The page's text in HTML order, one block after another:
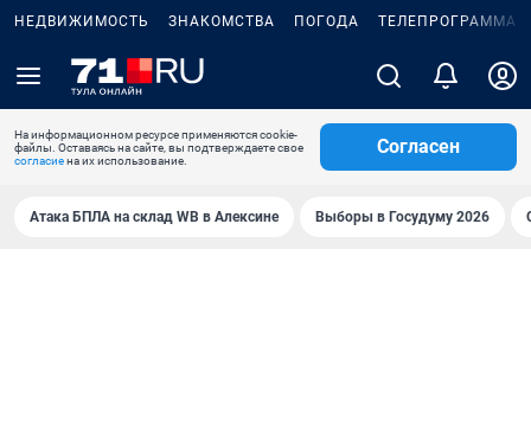
НЕДВИЖИМОСТЬ ЗНАКОМСТВА ПОГОДА ТЕЛЕПРОГРАММА
На информационном ресурсе применяются cookie-
файлы. Оставаясь на сайте, вы подтверждаете свое
согласиена их использование.
Согласен
Атака БПЛА на склад WB в Алексине Выборы в Госудуму 2026